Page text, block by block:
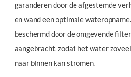
garanderen door de afgestemde
en wand een optimale
beschermd door de omgevende
aangebracht, zodat het water
naar binnen kan stromen.